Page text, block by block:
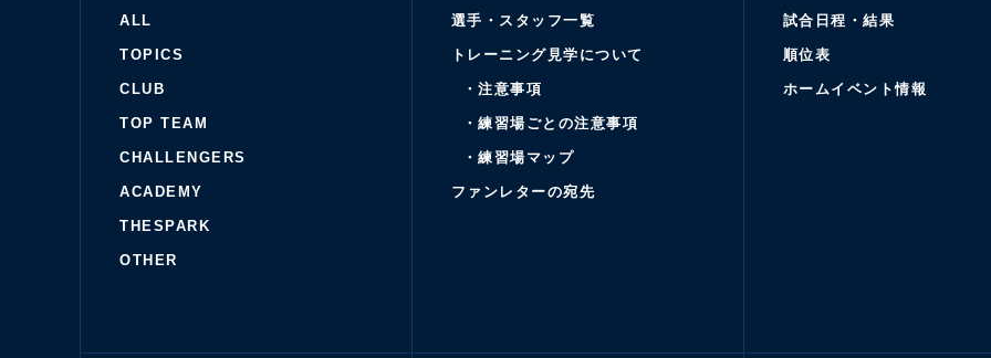
ALL
TOPICS
CLUB
TOP TEAM
CHALLENGERS
ACADEMY
THESPARK
OTHER
選手・スタッフ一覧
トレーニング見学について
・注意事項
・練習場ごとの注意事項
・練習場マップ
ファンレターの宛先
試合日程・結果
順位表
ホームイベント情報